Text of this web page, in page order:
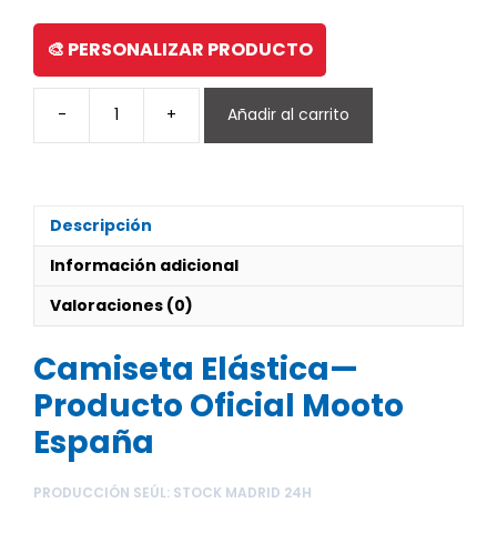
🎨 PERSONALIZAR PRODUCTO
-
Camiseta
técnica
+ Añadir al carrito
Descripción
Información adicional
Valoraciones (0)
Camiseta Elástica—
Producto Oficial Mooto
España
PRODUCCIÓN SEÚL: STOCK MADRID 24H